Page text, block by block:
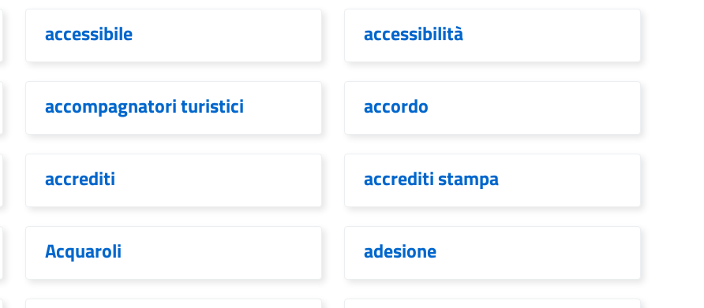
accessibile accessibilità
accompagnatori turistici accordo
accrediti accrediti stampa
Acquaroli adesione